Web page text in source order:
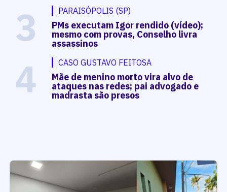
3 PARAISÓPOLIS (SP)
PMs executam Igor rendido (vídeo);
mesmo com provas, Conselho livra
assassinos
4 CASO GUSTAVO FEITOSA
Mãe de menino morto vira alvo de
ataques nas redes; pai advogado e
madrasta são presos